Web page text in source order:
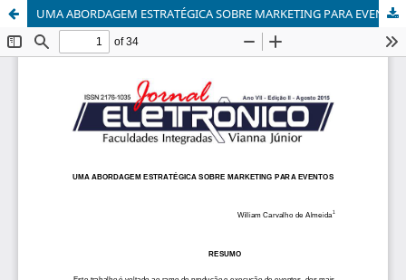
UMA ABORDAGEM ESTRATÉGICA SOBRE MARKETING PARA EVENTOS